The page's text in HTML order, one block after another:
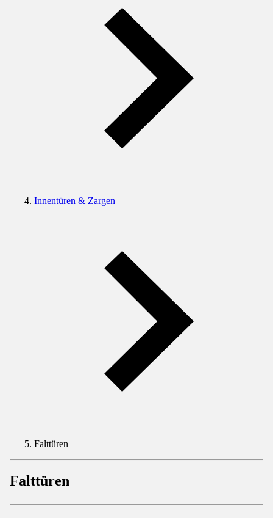
Innentüren & Zargen
Falttüren
Falttüren